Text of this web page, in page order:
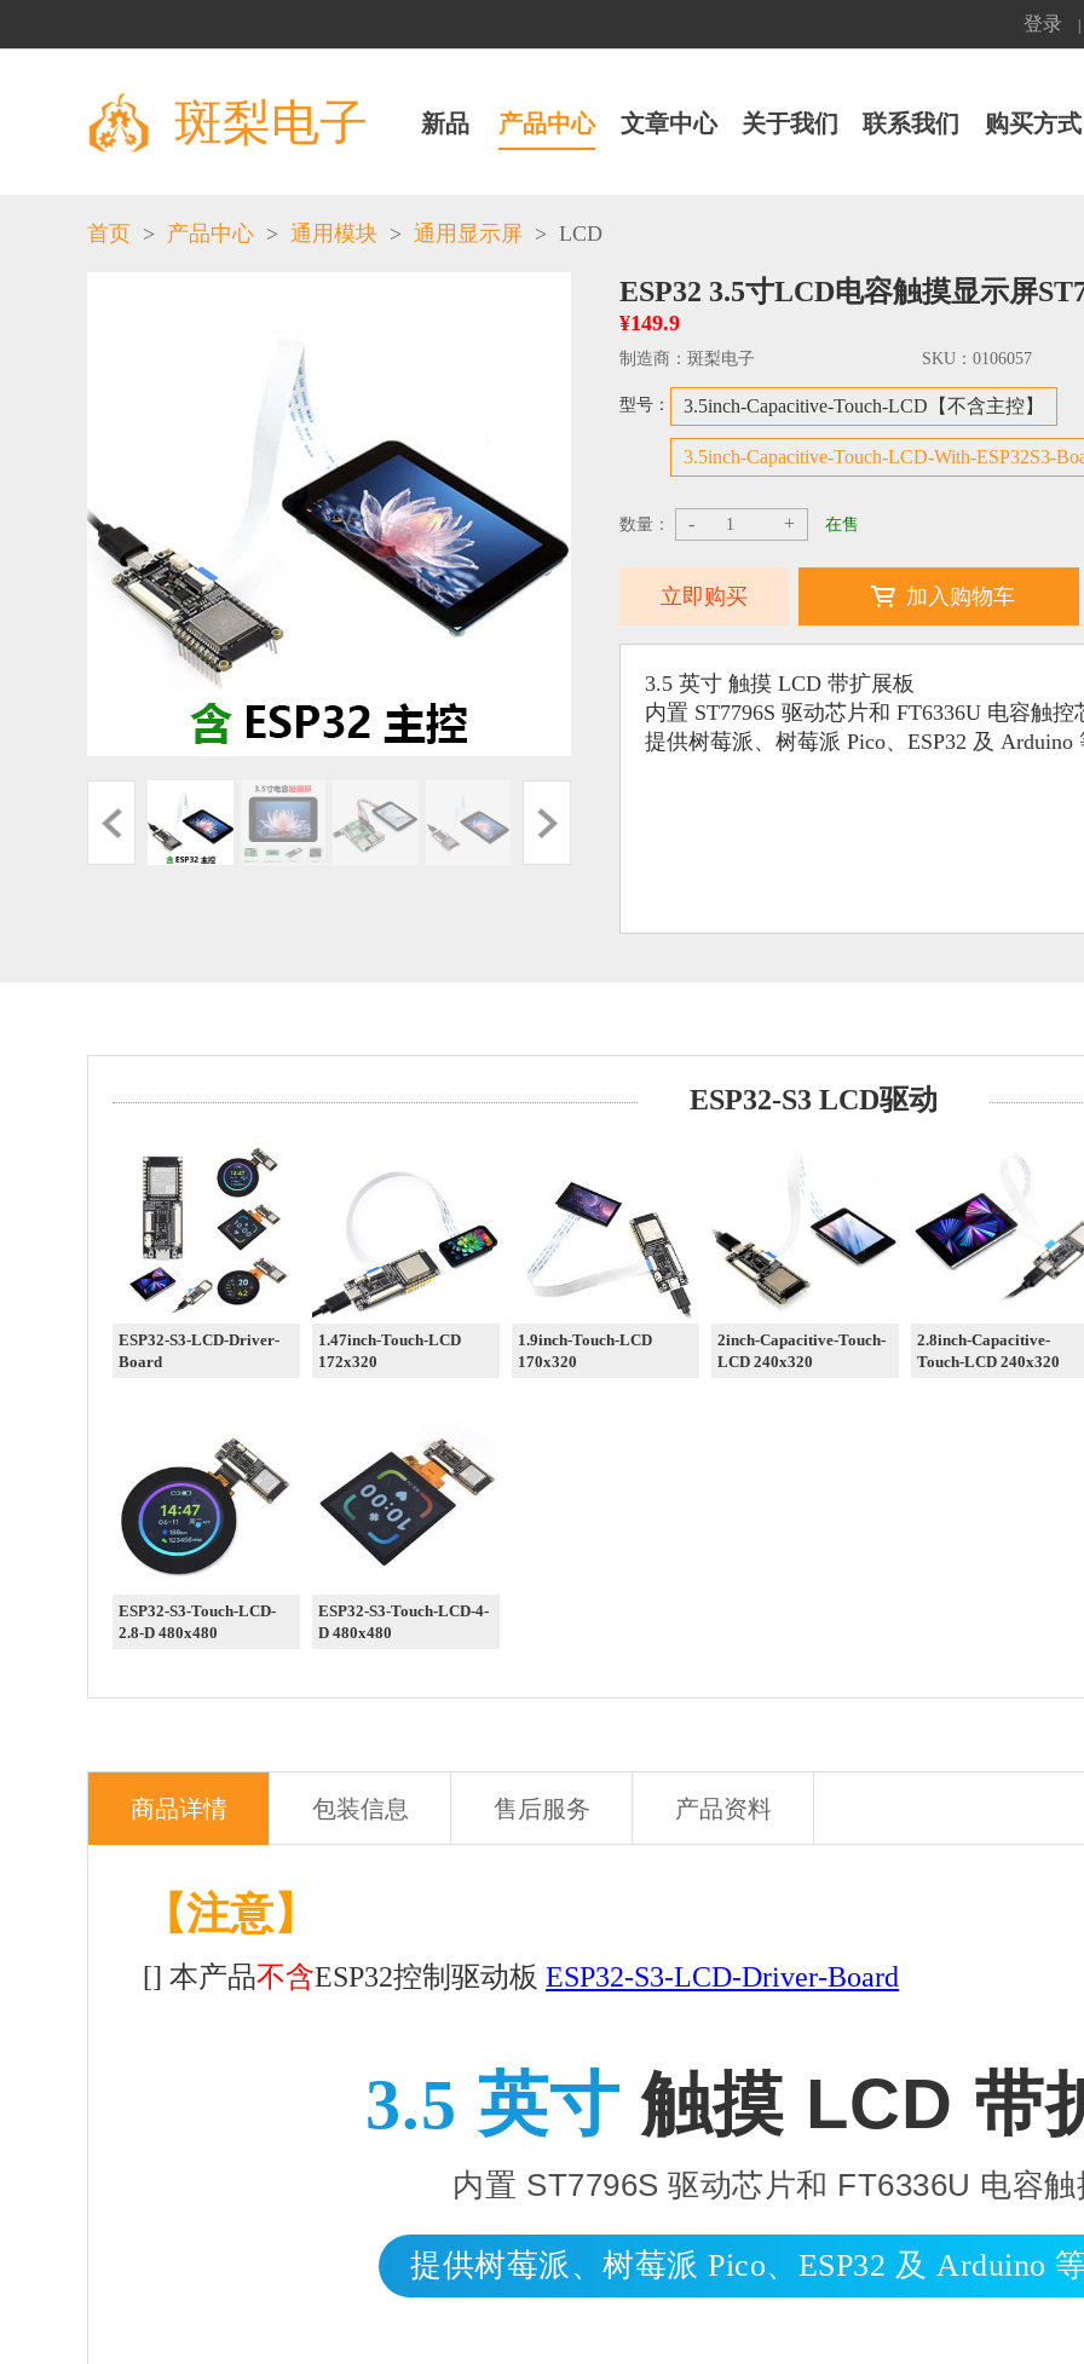
登录
斑梨电子 新品 产品中心 文章中心 关于我们 联系我们 购买方式
首页 > 产品中心 > 通用模块 > 通用显示屏 > LCD
ESP32 3.5寸LCD电容触摸显示屏
¥149.9
制造商： 斑梨电子 SKU： 0106057
型号： 3.5inch-Capacitive-Touch-LCD【不含主控】
3.5inch-Capacitive-Touch-LCD-With-ESP32S3-
数量： - + 在售
立即购买 加入购物车
3.5 英寸 触摸 LCD 带扩展板
内置 ST7796S 驱动芯片和 FT6336U 电容触控
提供树莓派、树莓派 Pico、ESP32 及 Arduino
ESP32-S3 LCD驱动
ESP32-S3-LCD-Driver-
Board
1.47inch-Touch-LCD
172x320
1.9inch-Touch-LCD
170x320
2inch-Capacitive-Touch-
LCD 240x320
2.8inch-Capacitive-
Touch-LCD 240x320
ESP32-S3-Touch-LCD-
2.8-D 480x480
ESP32-S3-Touch-LCD-4-
D 480x480
商品详情 包装信息 售后服务 产品资料
【注意】
[] 本产品不含ESP32控制驱动板 ESP32-S3-LCD-Driver-Board
3.5 英寸 触摸 LCD 带
内置 ST7796S 驱动芯片和 FT6336U 电容
提供树莓派、树莓派 Pico、ESP32 及 Arduino